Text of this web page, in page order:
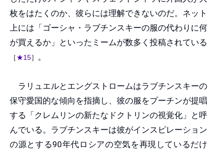
枚をはたくのか、彼らには理解できないのだ。ネット
上には「ゴーシャ・ラブチンスキーの服の代わりに何
が買えるか」といったミームが数多く投稿されている
［ ★15］ 。
ラリュエルとエングストロームはラブチンスキーの
保守愛国的な傾向を指摘し、彼の服をプーチンが提唱
する「クレムリンの新たなドクトリンの視覚化」と呼
んでいる。ラブチンスキーは彼がインスピレーション
の源とする90年代ロシアの空気を再現しているだけ